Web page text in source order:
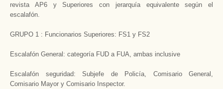
revista AP6 y Superiores con jerarquía equivalente según el
escalafón.
GRUPO 1 : Funcionarios Superiores: FS1 y FS2
Escalafón General: categoría FUD a FUA, ambas inclusive
Escalafón seguridad: Subjefe de Policía, Comisario General,
Comisario Mayor y Comisario Inspector.